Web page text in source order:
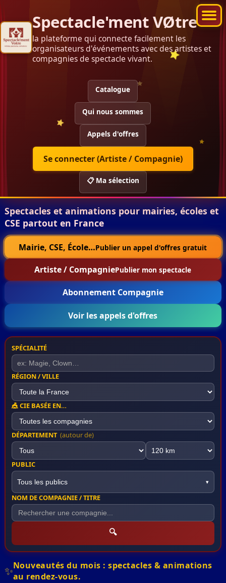
Spectacle'ment VØtre
la plateforme qui connecte facilement les
organisateurs d'événements avec des artistes et
compagnies de spectacle vivant.
Catalogue
Qui nous sommes
Appels d'offres
Se connecter (Artiste / Compagnie)
📋 Ma sélection
Spectacles et animations pour mairies, écoles et
CSE partout en France
Mairie, CSE, École…Publier un appel d'offres gratuit
Artiste / CompagniePublier mon spectacle
Abonnement Compagnie
Voir les appels d'offres
SPÉCIALITÉ
RÉGION / VILLE
🎪 CIE BASÉE EN…
DÉPARTEMENT (autour de)
PUBLIC
Tous les publics ▾
NOM DE COMPAGNIE / TITRE
🔍
✨Nouveautés du mois : spectacles & animations
au rendez-vous.